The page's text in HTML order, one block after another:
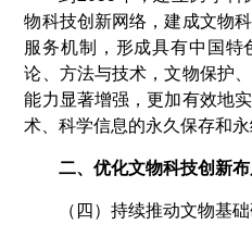
物科技创新网络，建成文物
服务机制，形成具有中国
论、方法与技术，文物保护
能力显著增强，更加有效地
术、科学信息的永久保存和永
二、优化文物科技创新
（四）持续推动文物基